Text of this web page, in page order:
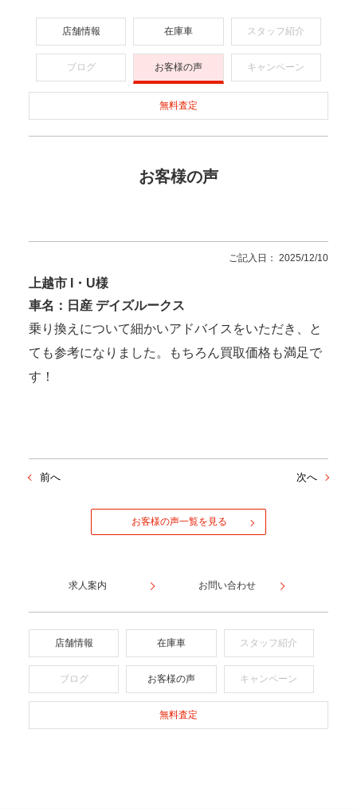
店舗情報 在庫車 スタッフ紹介
ブログ お客様の声 キャンペーン
無料査定
お客様の声
ご記入日： 2025/12/10
上越市 I・U様
車名：日産 デイズルークス
乗り換えについて細かいアドバイスをいただき、と
ても参考になりました。もちろん買取価格も満足で
す！
前へ 次へ
お客様の声一覧を見る
求人案内 お問い合わせ
店舗情報 在庫車 スタッフ紹介
ブログ お客様の声 キャンペーン
無料査定